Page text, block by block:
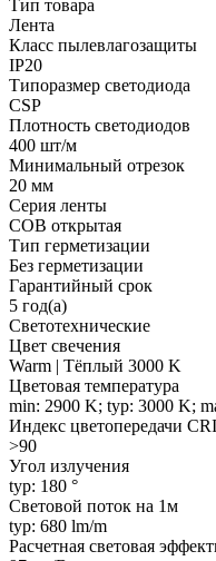
Тип товара
Лента
Класс пылевлагозащиты
IP20
Типоразмер светодиода
CSP
Плотность светодиодов
400 шт/м
Минимальный отрезок
20 мм
Серия ленты
COB открытая
Тип герметизации
Без герметизации
Гарантийный срок
5 год(а)
Светотехнические
Цвет свечения
Warm | Тёплый 3000 K
Цветовая температура
min: 2900 K; typ: 3000 K;
Индекс цветопередачи
>90
Угол излучения
typ: 180 °
Световой поток на 1м
typ: 680 lm/m
Расчетная световая